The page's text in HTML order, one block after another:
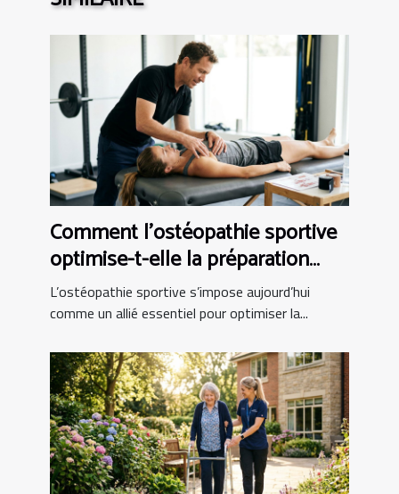
Comment l'ostéopathie sportive
optimise-t-elle la préparation
physique ?
L’ostéopathie sportive s’impose aujourd’hui
comme un allié essentiel pour optimiser la...